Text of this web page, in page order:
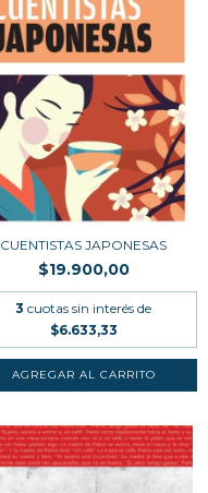
CUENTISTAS JAPONESAS
$19.900,00
3 cuotas sin interés de
$6.633,33